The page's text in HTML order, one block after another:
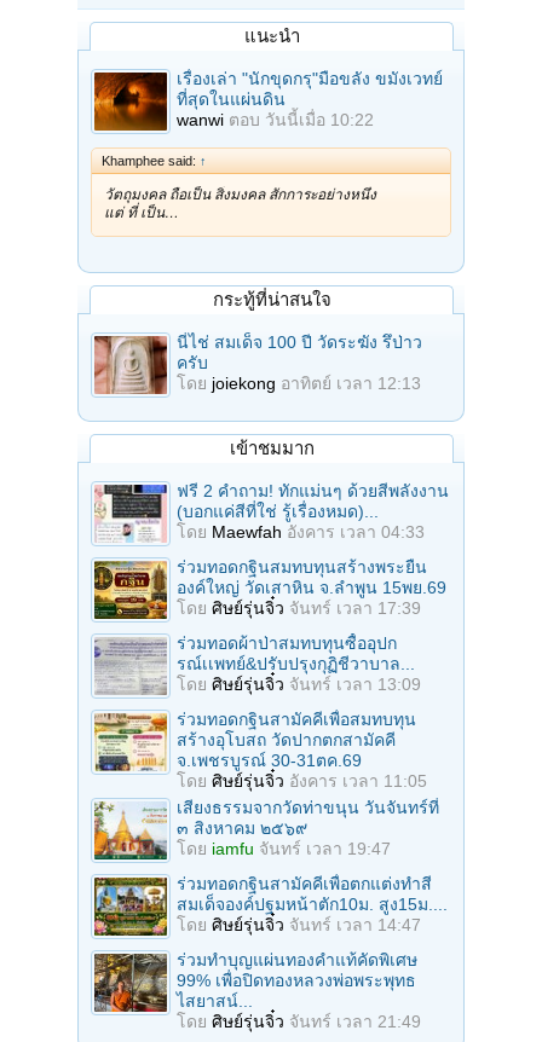
แนะนำ
เรื่องเล่า "นักขุดกรุ"มือขลัง ขมังเวทย์
ที่สุดในแผ่นดิน
wanwi ตอบ วันนี้เมื่อ 10:22
Khamphee said: ↑
วัตถุมงคล ถือเป็น สิ่งมงคล สักการะอย่างหนึ่ง
แต่ ที่ เป็น…
กระทู้ที่น่าสนใจ
นี่ไช่ สมเด็จ 100 ปี วัดระฆัง รึป่าว
ครับ
โดย joiekong อาทิตย์ เวลา 12:13
เข้าชมมาก
ฟรี 2 คำถาม! ทักแม่นๆ ด้วยสีพลังงาน
(บอกแค่สีที่ใช่ รู้เรื่องหมด)...
โดย Maewfah อังคาร เวลา 04:33
ร่วมทอดกฐินสมทบทุนสร้างพระยืน
องค์ใหญ่ วัดเสาหิน จ.ลําพูน 15พย.69
โดย ศิษย์รุ่นจิ๋ว จันทร์ เวลา 17:39
ร่วมทอดผ้าป่าสมทบทุนซื้ออุปก
รณ์เเพทย์&ปรับปรุงกุฏิชีวาบาล...
โดย ศิษย์รุ่นจิ๋ว จันทร์ เวลา 13:09
ร่วมทอดกฐินสามัคคีเพื่อสมทบทุน
สร้างอุโบสถ วัดปากตกสามัคคี
จ.เพชรบูรณ์ 30-31ตค.69
โดย ศิษย์รุ่นจิ๋ว อังคาร เวลา 11:05
เสียงธรรมจากวัดท่าขนุน วันจันทร์ที่
๓ สิงหาคม ๒๕๖๙
โดย iamfu จันทร์ เวลา 19:47
ร่วมทอดกฐินสามัคคีเพื่อตกแต่งทำสี
สมเด็จองค์ปฐมหน้าตัก10ม. สูง15ม....
โดย ศิษย์รุ่นจิ๋ว จันทร์ เวลา 14:47
ร่วมทําบุญแผ่นทองคำแท้คัดพิเศษ
99% เพื่อปิดทองหลวงพ่อพระพุทธ
ไสยาสน์...
โดย ศิษย์รุ่นจิ๋ว จันทร์ เวลา 21:49